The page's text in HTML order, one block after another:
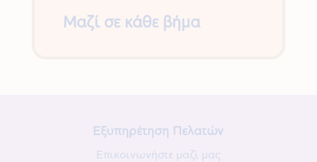
Μαζί σε κάθε βήμα
Εξυπηρέτηση Πελατών
Επικοινωνήστε μαζί μας